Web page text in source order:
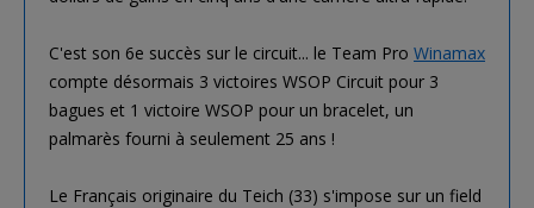
C'est son 6e succès sur le circuit... le Team Pro Winamax
compte désormais 3 victoires WSOP Circuit pour 3
bagues et 1 victoire WSOP pour un bracelet, un
palmarès fourni à seulement 25 ans !
Le Français originaire du Teich (33) s'impose sur un field